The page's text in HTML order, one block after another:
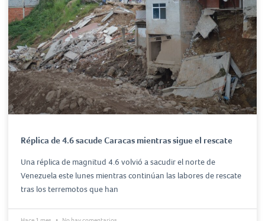
Réplica de 4.6 sacude Caracas mientras sigue el rescate
Una réplica de magnitud 4.6 volvió a sacudir el norte de
Venezuela este lunes mientras continúan las labores de rescate
tras los terremotos que han